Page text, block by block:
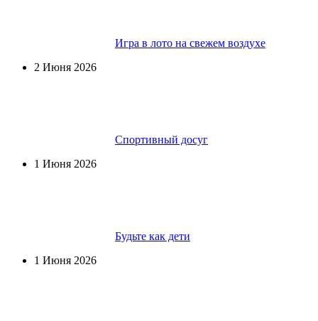
Игра в лото на свежем воздухе
2 Июня 2026
Спортивный досуг
1 Июня 2026
Будьте как дети
1 Июня 2026